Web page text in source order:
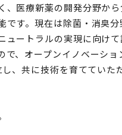
、医療新薬の開発分野か
です。現在は除菌・消臭
ュートラルの実現に向け
で、オープンイノベーシ
、共に技術を育てていた